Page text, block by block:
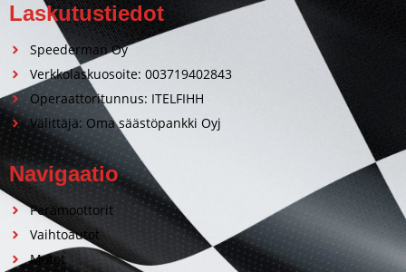
Laskutustiedot
Speederman Oy
Verkkolaskuosoite: 003719402843
Operaattoritunnus: ITELFIHH
Välittäjä: Oma säästöpankki Oyj
Navigaatio
Perämoottorit
Vaihtoautot
Motot